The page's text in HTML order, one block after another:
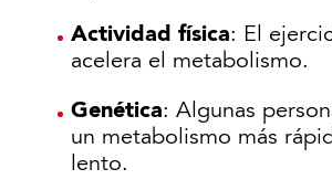
Actividad física: El
acelera el metabolismo.
Genética: Algunas
un metabolismo más
lento.